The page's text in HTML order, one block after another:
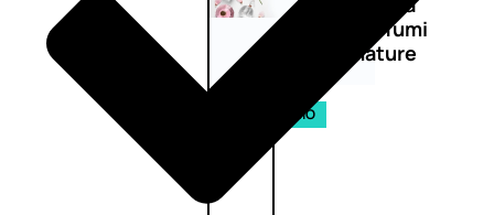
profumi
nature
PROMO